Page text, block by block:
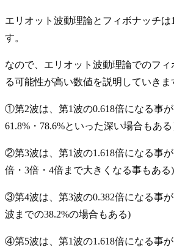
エリオット波動理論とフィボナッチは
す。
なので、エリオット波動理論でのフィ
る可能性が高い数値を説明していきま
①第2波は、第1波の0.618倍になる事が
61.8%・78.6%といった深い場合もある
②第3波は、第1波の1.618倍になる事
倍・3倍・4倍まで大きくなる事もある)
③第4波は、第3波の0.382倍になる事
波までの38.2%の場合もある)
④第5波は、第1波の1.618倍になる事